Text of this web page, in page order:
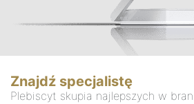
Znajdź specjalistę
Plebiscyt skupia najlepszych w